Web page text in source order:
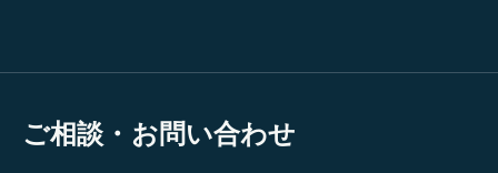
ご相談・お問い合わせ